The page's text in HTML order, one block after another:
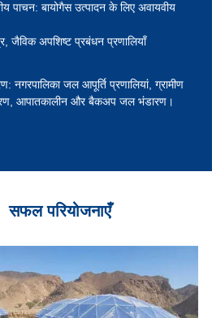
नगरपालिका जल आपूर्ति प्रणालियां, ग्रामीण
आपातकालीन और बैकअप जल भंडारण।
पाचन: बायोगैस उत्पादन के लिए अवायवीय
जैविक अपशिष्ट प्रबंधन प्रणालियाँ
सफल परियोजनाएँ